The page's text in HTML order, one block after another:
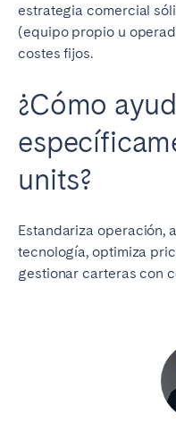
estrategia comercial
(equipo propio u
costes fijos.
¿Cómo
units?
Estandariza operación,
tecnología, optimiza
gestionar carteras con